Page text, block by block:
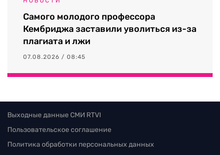
Самого молодого профессора
Кембриджа заставили уволиться из-за
плагиата и лжи
07.08.2026 / 08:45
Выходные данные СМИ RTVI
Пользовательское соглашение
Политика обработки персональных данных